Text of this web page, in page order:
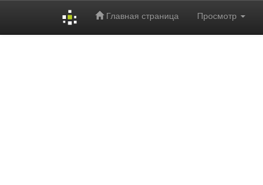
Главная страница Просмотр